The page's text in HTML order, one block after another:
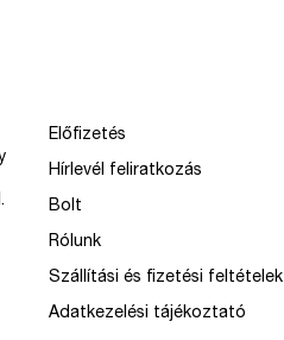
Előfizetés
Hírlevél feliratkozás
Bolt
Rólunk
Szállítási és fizetési feltételek
Adatkezelési tájékoztató